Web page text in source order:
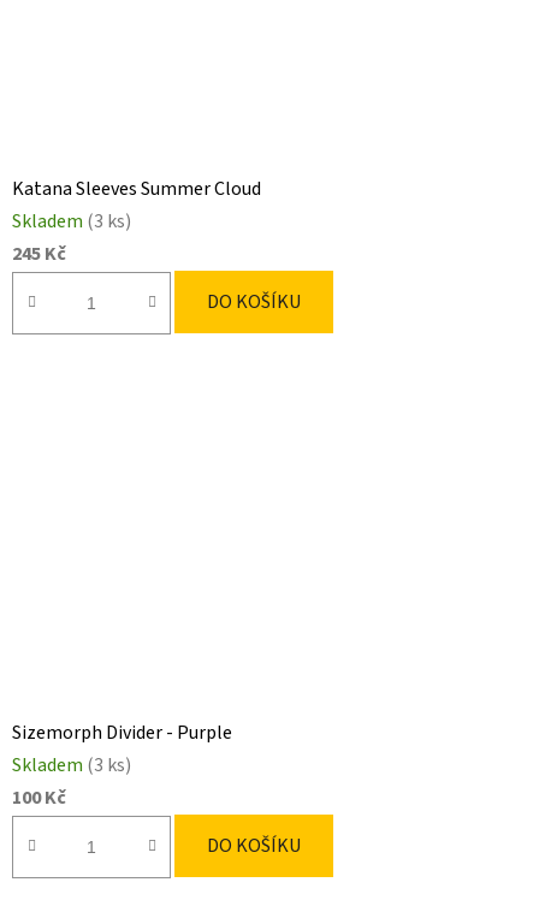
Katana Sleeves Summer Cloud
Skladem (3 ks)
245 Kč
DO KOŠÍKU
Sizemorph Divider - Purple
Skladem (3 ks)
100 Kč
DO KOŠÍKU